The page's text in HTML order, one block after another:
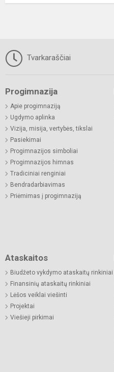
Tvarkaraščiai
Progimnazija
Apie progimnaziją
Ugdymo aplinka
Vizija, misija, vertybės, tikslai
Pasiekimai
Progimnazijos simboliai
Progimnazijos himnas
Tradiciniai renginiai
Bendradarbiavimas
Priėmimas į progimnaziją
Ataskaitos
Biudžeto vykdymo ataskaitų rinkiniai
Finansinių ataskaitų rinkiniai
Lėšos veiklai viešinti
Projektai
Viešieji pirkimai